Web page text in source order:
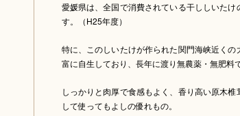
愛媛県は、全国で消費されている干ししいた
す。（H25年度）
特に、このしいたけが作られた関門海峡近く
富に自生しており、長年に渡り無農薬・無肥料
しっかりと肉厚で食感もよく、香り高い原木
して使ってもよしの優れもの。